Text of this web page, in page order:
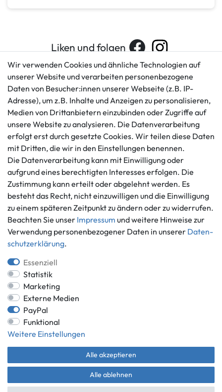
Liken und folgen
Kundenservice
+49 421 596586
info@gameworld.de
Kontaktformular
Rechtliches
AGB
Impressum
Datenschutzerklärung
Widerrufs­recht
Vertrag widerrufen
Informationen
Über uns
Häufig gestellte Fragen
Zahlung und Versand
Zahlungsmöglichkeiten
*Alle Preise inkl. gesetzlicher MwSt.,
** gilt für Lieferungen innerhalb Deutschlands, Lieferzeiten für andere
Versandinformationen.
© Game World 2026 | Alle Rechte vorbehalten.
Wir verwenden Cookies und ähnliche Technologien auf
unserer Website und verarbeiten personenbezogene
Daten von Besucher:innen unserer Webseite (z.B. IP-
Adresse), um z.B. Inhalte und Anzeigen zu personalisieren,
Medien von Drittanbietern einzubinden oder Zugriffe auf
unsere Website zu analysieren. Die Datenverarbeitung
erfolgt erst durch gesetzte Cookies. Wir teilen diese Daten
mit Dritten, die wir in den Einstellungen benennen.
Die Datenverarbeitung kann mit Einwilligung oder
aufgrund eines berechtigten Interesses erfolgen. Die
Zustimmung kann erteilt oder abgelehnt werden. Es
besteht das Recht, nicht einzuwilligen und die Einwilligung
zu einem späteren Zeitpunkt zu ändern oder zu widerrufen.
Beachten Sie unser Impressum und weitere Hinweise zur
Verwendung personenbezogener Daten in unserer Daten­
schutz­erklärung.
Essenziell
Statistik
Marketing
Externe Medien
PayPal
Funktional
Weitere Einstellungen
Alle akzeptieren
Alle ablehnen